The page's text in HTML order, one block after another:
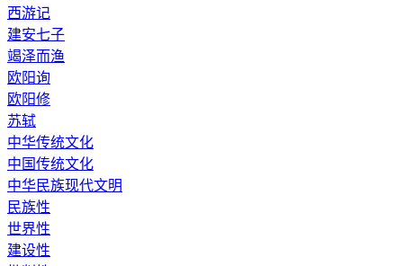
西游记
建安七子
竭泽而渔
欧阳询
欧阳修
苏轼
中华传统文化
中国传统文化
中华民族现代文明
民族性
世界性
建设性